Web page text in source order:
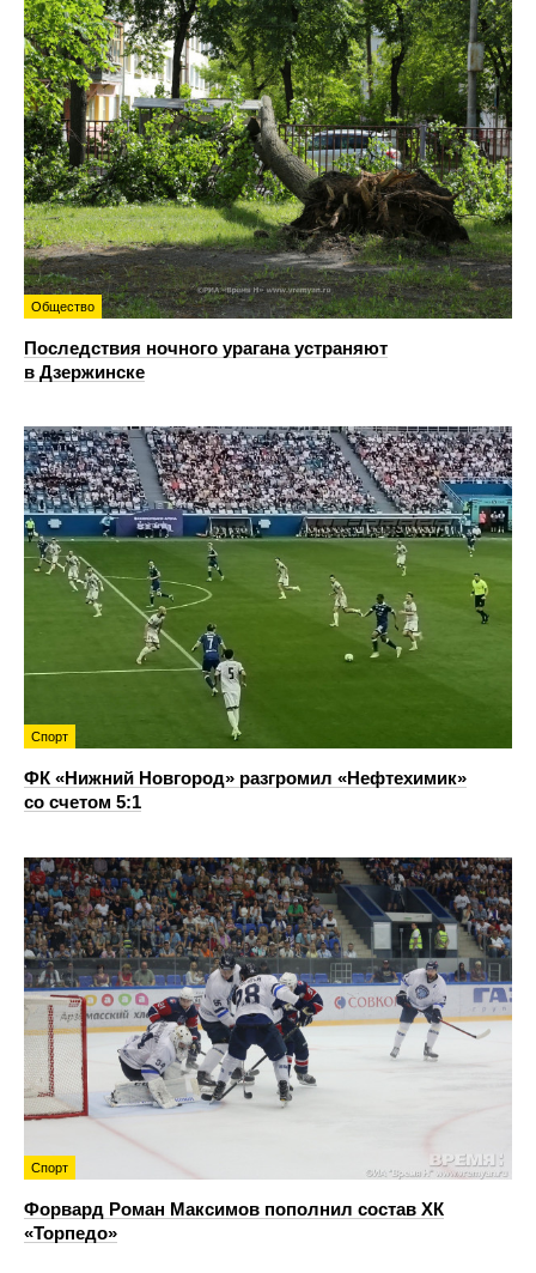
Общество
Последствия ночного урагана устраняют
в Дзержинске
Спорт
ФК «Нижний Новгород» разгромил «Нефтехимик»
со счетом 5:1
Спорт
Форвард Роман Максимов пополнил состав ХК
«Торпедо»